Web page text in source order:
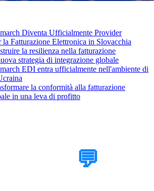
Diventa Ufficialmente Provider
la Fatturazione Elettronica in Slovacchia
la resilienza nella fatturazione
strategia di integrazione globale
EDI entra ufficialmente nell'ambiente di
la conformità alla fatturazione
in una leva di profitto
💬